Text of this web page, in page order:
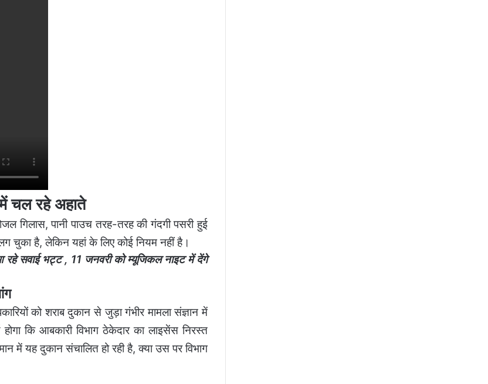
चल रहे अहाते
गिलास, पानी पाउच तरह-तरह की गंदगी पसरी हुई
चुका है, लेकिन यहां के लिए कोई नियम नहीं है।
भट्ट , 11 जनवरी को म्यूजिकल नाइट में देंगे
को शराब दुकान से जुड़ा गंभीर मामला संज्ञान में
कि आबकारी विभाग ठेकेदार का लाइसेंस निरस्त
में यह दुकान संचालित हो रही है, क्या उस पर विभाग